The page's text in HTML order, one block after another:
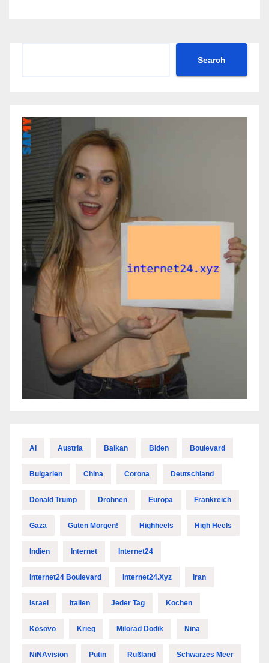
Search
AI Austria Balkan Biden Boulevard
Bulgarien China Corona Deutschland
Donald Trump Drohnen Europa Frankreich
Gaza Guten Morgen! Highheels High Heels
Indien Internet Internet24
Internet24 Boulevard Internet24.xyz Iran
Israel Italien Jeder Tag Kochen
Kosovo Krieg Milorad Dodik Nina
NiNAvision Putin Rußland Schwarzes Meer